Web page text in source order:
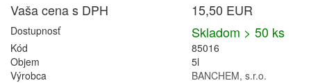
Vaša cena s DPH
15,50 EUR
Dostupnosť Skladom > 50 ks
Kód
85016
Objem
5l
Výrobca
BANCHEM, s.r.o.